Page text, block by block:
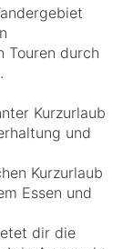
Touren durch
Kurzurlaub
und
Kurzurlaub
Essen und
dir die